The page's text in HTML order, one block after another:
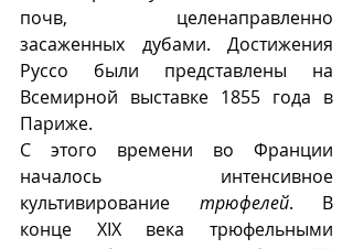
почв, целенаправленно
засаженных дубами. Достижения
Руссо были представлены на
Всемирной выставке 1855 года в
Париже.
С этого времени во Франции
началось интенсивное
культивирование трюфелей. В
конце XIX века трюфельными